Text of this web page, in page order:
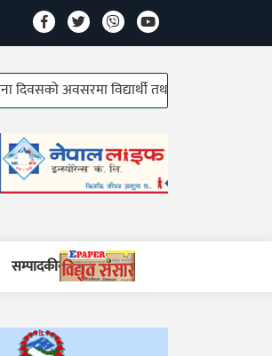
अवसरमा विद्यार्थी तथा जेष्ठ कम्युनिष्ट योद्धाहरु
सम्पादकीय